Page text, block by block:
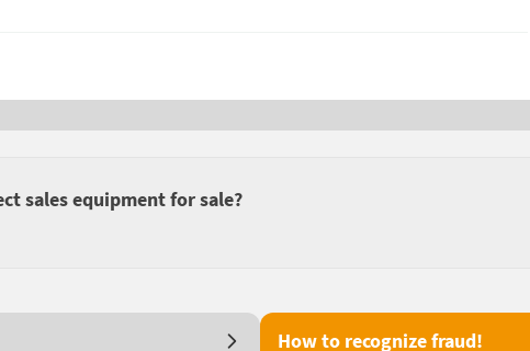
sales equipment for sale?
How to recognize fraud!